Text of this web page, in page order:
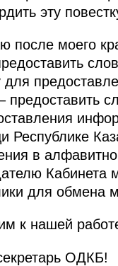
эту
моего
в
Кабинета
для обмена
к нашей
ОДКБ!